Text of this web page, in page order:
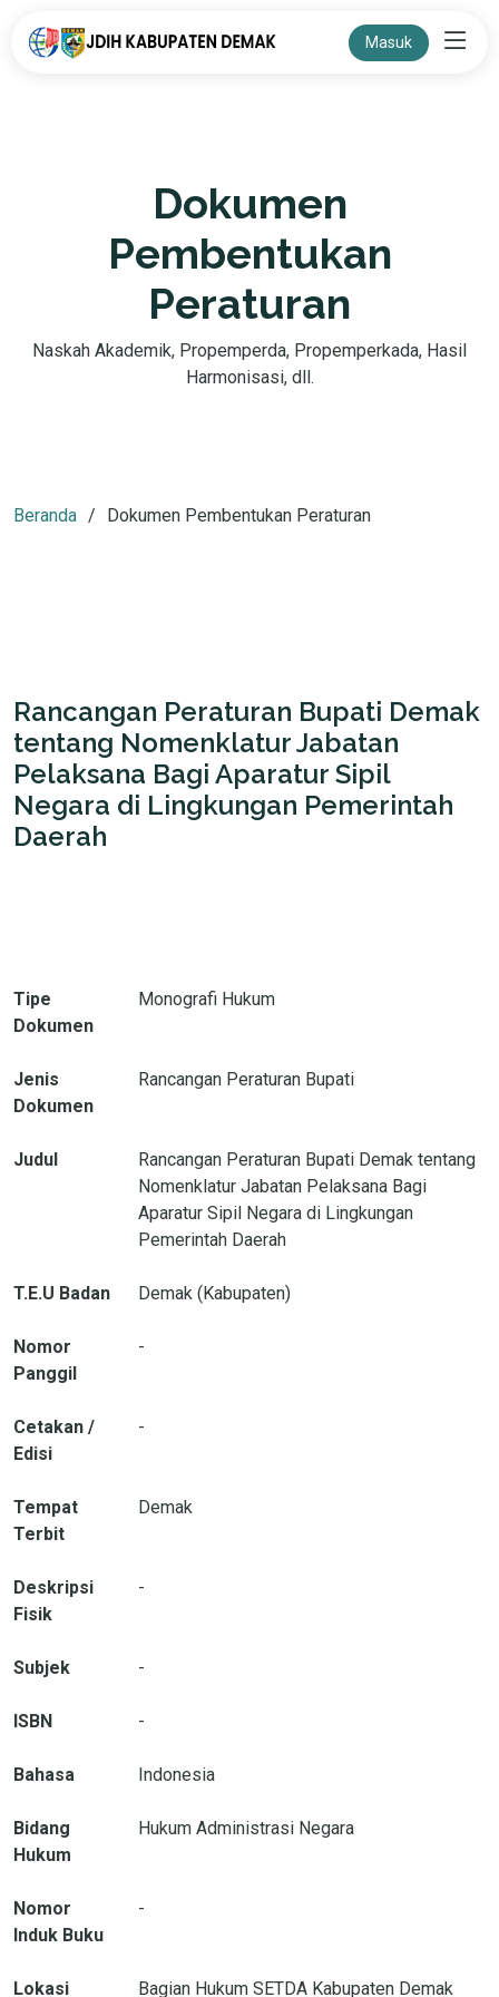
Masuk
Dokumen
Pembentukan
Peraturan
Naskah Akademik, Propemperda, Propemperkada, Hasil
Harmonisasi, dll.
Beranda Dokumen Pembentukan Peraturan
Rancangan Peraturan Bupati Demak
tentang Nomenklatur Jabatan
Pelaksana Bagi Aparatur Sipil
Negara di Lingkungan Pemerintah
Daerah
Tipe
Dokumen
Monografi Hukum
Jenis
Dokumen
Rancangan Peraturan Bupati
Judul
Rancangan Peraturan Bupati Demak tentang
Nomenklatur Jabatan Pelaksana Bagi
Aparatur Sipil Negara di Lingkungan
Pemerintah Daerah
T.E.U Badan Demak (Kabupaten)
Nomor
Panggil
-
Cetakan /
Edisi
-
Tempat
Terbit
Demak
Deskripsi
Fisik
-
Subjek -
ISBN -
Bahasa Indonesia
Bidang
Hukum
Hukum Administrasi Negara
Nomor
Induk Buku
-
Lokasi Bagian Hukum SETDA Kabupaten Demak